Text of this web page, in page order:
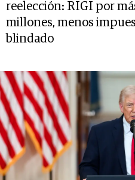
reelección: RIGI por
millones, menos
blindado